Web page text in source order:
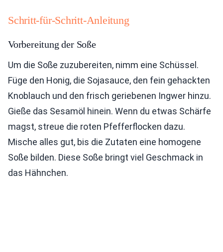
Schritt-für-Schritt-Anleitung
Vorbereitung der Soße
Um die Soße zuzubereiten, nimm eine Schüssel.
Füge den Honig, die Sojasauce, den fein gehackten
Knoblauch und den frisch geriebenen Ingwer hinzu.
Gieße das Sesamöl hinein. Wenn du etwas Schärfe
magst, streue die roten Pfefferflocken dazu.
Mische alles gut, bis die Zutaten eine homogene
Soße bilden. Diese Soße bringt viel Geschmack in
das Hähnchen.